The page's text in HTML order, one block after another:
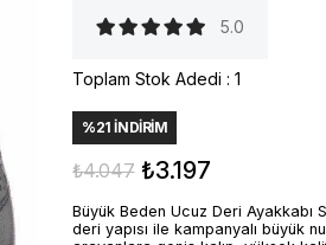
5.0
Toplam Stok Adedi : 1
%21 İNDIRIM
₺4.047 ₺3.197
Büyük Beden Ucuz Deri Ayakkabı
deri yapısı ile kampanyalı büyük